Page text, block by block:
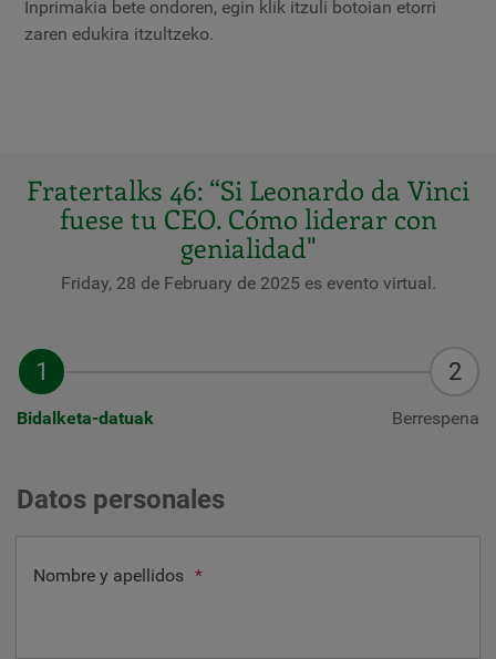
Inprimakia bete ondoren, egin klik itzuli botoian etorri
zaren edukira itzultzeko.
Fratertalks 46: “Si Leonardo da Vinci
fuese tu CEO. Cómo liderar con
genialidad"
Friday, 28 de February de 2025 es evento virtual.
Bidalketa-datuak Berrespena
Datos personales
Nombre y apellidos *